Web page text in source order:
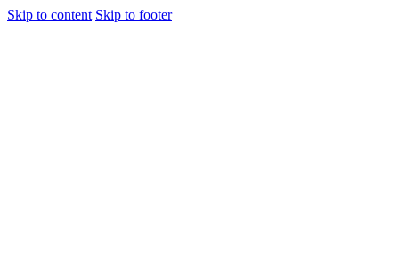
Skip to content Skip to footer